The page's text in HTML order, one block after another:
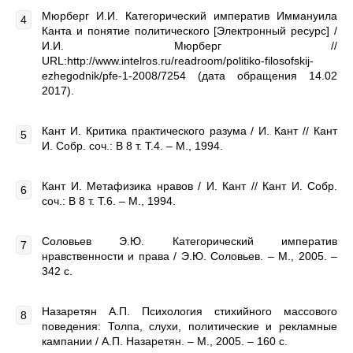
Мюрберг И.И. Категорический императив Иммануила
Канта и понятие политического [Электронный ресурс] /
И.И. Мюрберг //
URL:http://www.intelros.ru/readroom/politiko-filosofskij-
ezhegodnik/pfe-1-2008/7254 (дата обращения 14.02
2017).
Кант И. Критика практического разума / И. Кант // Кант
И. Собр. соч.: В 8 т. Т.4. – М., 1994.
Кант И. Метафизика нравов / И. Кант // Кант И. Собр.
соч.: В 8 т. Т.6. – М., 1994.
Соловьев Э.Ю. Категорический императив
нравственности и права / Э.Ю. Соловьев. – М., 2005. –
342 с.
Назаретян А.П. Психология стихийного массового
поведения: Толпа, слухи, политические и рекламные
кампании / А.П. Назаретян. – М., 2005. – 160 с.